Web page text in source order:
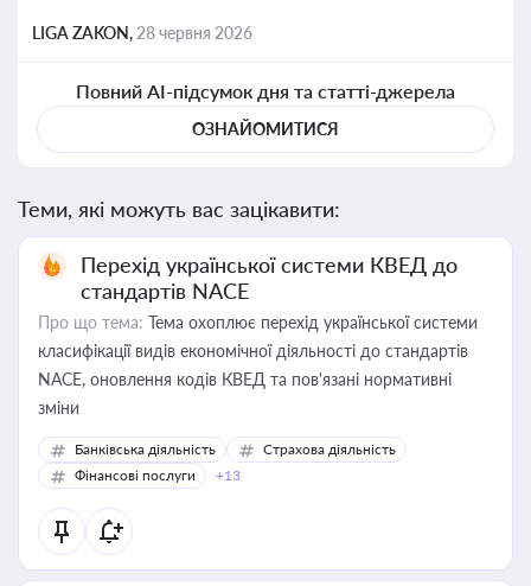
LIGA ZAKON, 28 червня 2026
Повний AI-підсумок дня та статті-джерела
ОЗНАЙОМИТИСЯ
Теми, які можуть вас зацікавити:
Перехід української системи КВЕД до
стандартів NACE
Про що тема: Тема охоплює перехід української системи
класифікації видів економічної діяльності до стандартів
NACE, оновлення кодів КВЕД та пов'язані нормативні
зміни
Банківська діяльність
Страхова діяльність
Фінансові послуги
+13